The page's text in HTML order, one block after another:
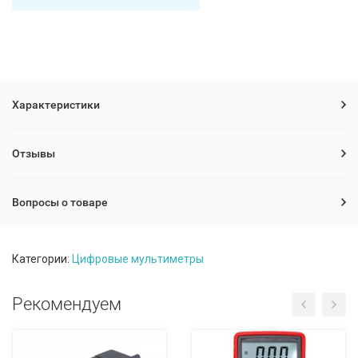
Характеристики
Отзывы
Вопросы о товаре
Категории: Цифровые мультиметры
Рекомендуем